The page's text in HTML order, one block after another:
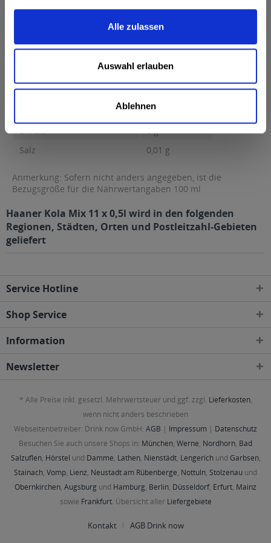
Alle zulassen
Auswahl erlauben
Ablehnen
Fettsäuren 0,01 g...mehr
34 kcal / 147 kJ
Fett
0,02 g
davon gesättigte Fettsäuren
0,01 g
Kohlenhydrate
8,38 g
8,38 g
Eiweiß
0 g
Salz
0,01 g
Anmerkung: Sofern nicht anders angegeben, ist die
Bezugsgröße für die Nährwertangaben 100 ml
Haaner Kola Mix 11 x 0,5l wird in den folgenden
Regionen, Städten, Orten und Postleitzahl-Gebieten
geliefert
Service Hotline
Shop Service
Information
Newsletter
* Alle Preise inkl. gesetzl. Mehrwertsteuer und ggf. zzgl. Lieferkosten,
wenn nicht anders beschrieben
Webseitenbetreiber: Drink now GmbH: AGB | Impressum | Datenschutz
Besuchen Sie auch unsere Shops in: München, Werne, Nordhorn, Bad
Salzuflen, Hörstel und Damme, Lathen, Nienstädt, Lengerichund Garbsen,
Stainach, Vomp, Lienz, Neustadt am Rübenberge, Nottuln, Stolzenau und
Obernkirchen, Augsburg und Hamburg, Berlin, Düsseldorf, Erfurt, Mainz
sowie Frankfurt. Übersicht aller Liefergebiete
Kontakt AGB Drink now